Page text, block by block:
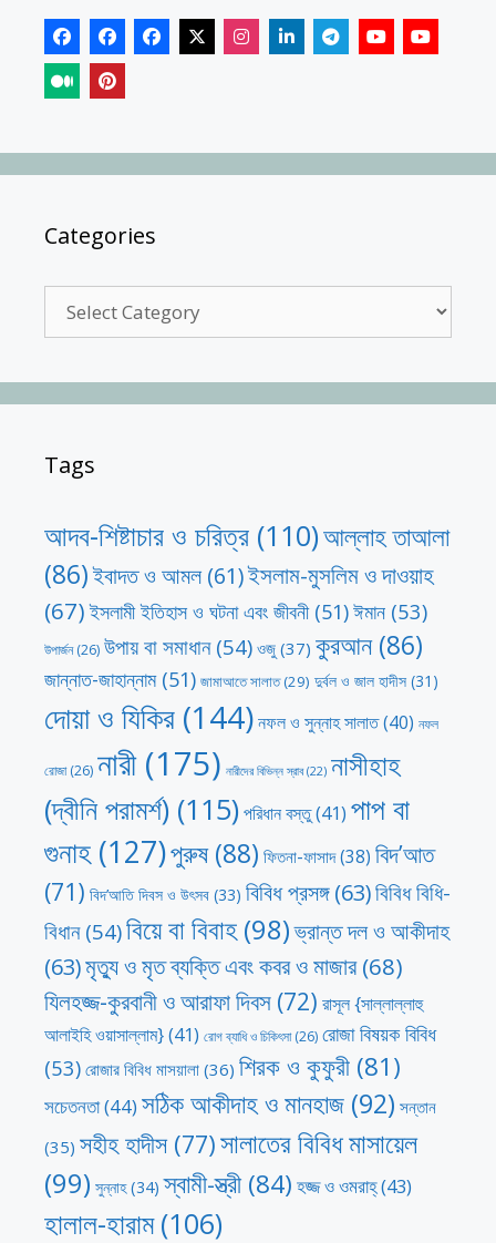
Categories
Tags
আদব-শিষ্টাচার ও চরিত্র (110)আল্লাহ তাআলা
(86)ইবাদত ও আমল(61)ইসলাম-মুসলিম ও দাওয়াহ
(67) ইসলামী ইতিহাস ও ঘটনা এবং জীবনী(51)ঈমান (53)
উপার্জন(26) উপায় বা সমাধান(54) ওজু (37) কুরআন(86)
জান্নাত-জাহান্নাম(51) জামাআতে সালাত(29) দুর্বল ও জাল হাদীস (31)
দোয়া ও যিকির (144)নফল ও সুন্নাহ সালাত(40) নফল
রোজা(26) নারী(175) নারীদের বিভিন্ন স্রাব(22) নাসীহাহ
(দ্বীনি পরামর্শ) (115)পরিধান বস্তু(41) পাপ বা
গুনাহ(127)পুরুষ(88) ফিতনা-ফাসাদ(38) বিদ’আত
(71) বিদ’আতি দিবস ও উৎসব (33) বিবিধ প্রসঙ্গ(63)বিবিধ বিধি-
বিধান(54)বিয়ে বা বিবাহ (98)ভ্রান্ত দল ও আকীদাহ
(63)মৃত্যু ও মৃত ব্যক্তি এবং কবর ও মাজার(68)
যিলহজ্জ-কুরবানী ও আরাফা দিবস (72) রাসূল {সাল্লাল্লাহু
আলাইহি ওয়াসাল্লাম}(41) রোগ ব্যাধি ও চিকিৎসা(26) রোজা বিষয়ক বিবিধ
(53) রোজার বিবিধ মাসয়ালা (36) শিরক ও কুফুরী (81)
সচেতনতা(44) সঠিক আকীদাহ ও মানহাজ (92) সন্তান
(35) সহীহ হাদীস(77)সালাতের বিবিধ মাসায়েল
(99) সুন্নাহ(34) স্বামী-স্ত্রী(84) হজ্জ ও ওমরাহ্‌(43)
হালাল-হারাম(106)